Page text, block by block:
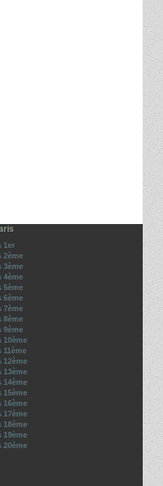
1er
2ème
3ème
4ème
5ème
6ème
7ème
8ème
9ème
10ème
11ème
12ème
13ème
14ème
15ème
16ème
17ème
18ème
19ème
20ème